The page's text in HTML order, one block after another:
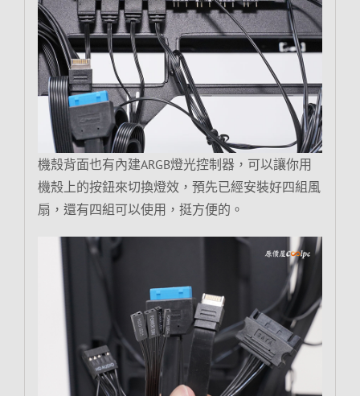
機殼背面也有內建ARGB燈光控制器，可以讓你用
機殼上的按鈕來切換燈效，預先已經安裝好四組風
扇，還有四組可以使用，挺方便的。